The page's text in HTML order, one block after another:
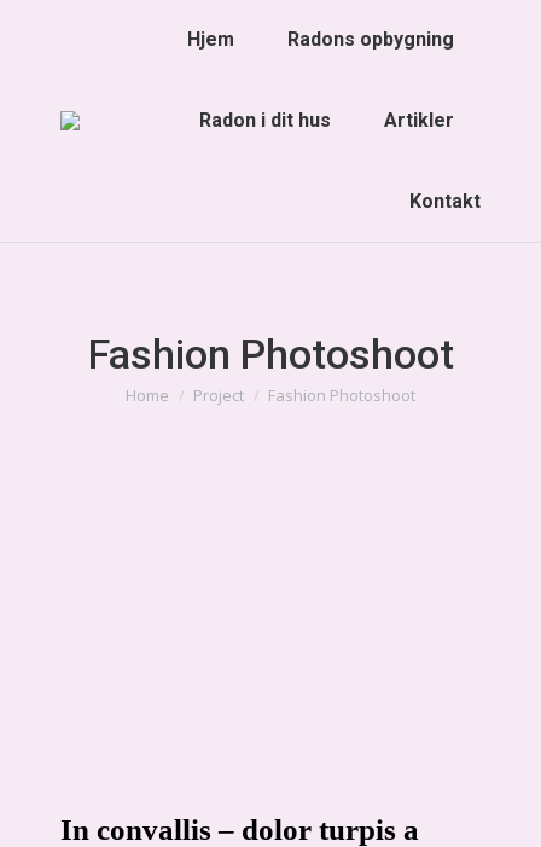
Hjem Radons opbygning
Radon i dit hus Artikler
Kontakt
Fashion Photoshoot
You are here:
Home Project Fashion Photoshoot
In convallis – dolor turpis a